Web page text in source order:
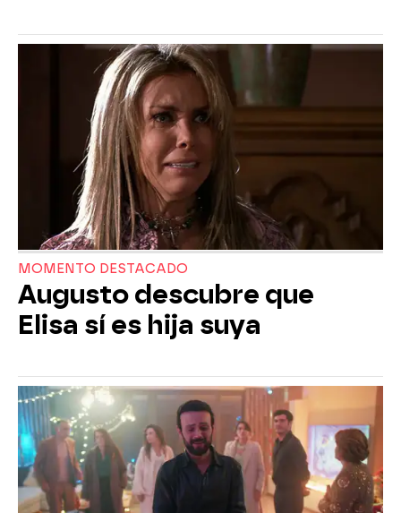
MOMENTO DESTACADO
Augusto descubre que
Elisa sí es hija suya